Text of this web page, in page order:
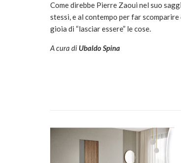
Come direbbe Pierre Zaoui nel suo
stessi, e al contempo per far
gioia di “lasciar essere” le cose.
A cura di Ubaldo Spina